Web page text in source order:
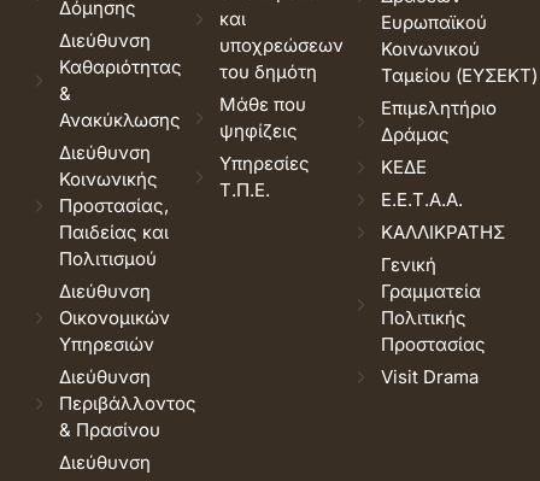
Δόμησης
Διεύθυνση
Καθαριότητας
&
Ανακύκλωσης
Διεύθυνση
Κοινωνικής
Προστασίας,
Παιδείας και
Πολιτισμού
Διεύθυνση
Οικονομικών
Υπηρεσιών
Διεύθυνση
Περιβάλλοντος
& Πρασίνου
Διεύθυνση
και
υποχρεώσεων
του δημότη
Μάθε που
ψηφίζεις
Υπηρεσίες
Τ.Π.Ε.
Ευρωπαϊκού
Κοινωνικού
Ταμείου (ΕΥΣΕΚΤ)
Επιμελητήριο
Δράμας
ΚΕΔΕ
Ε.Ε.Τ.Α.Α.
ΚΑΛΛΙΚΡΑΤΗΣ
Γενική
Γραμματεία
Πολιτικής
Προστασίας
Visit Drama